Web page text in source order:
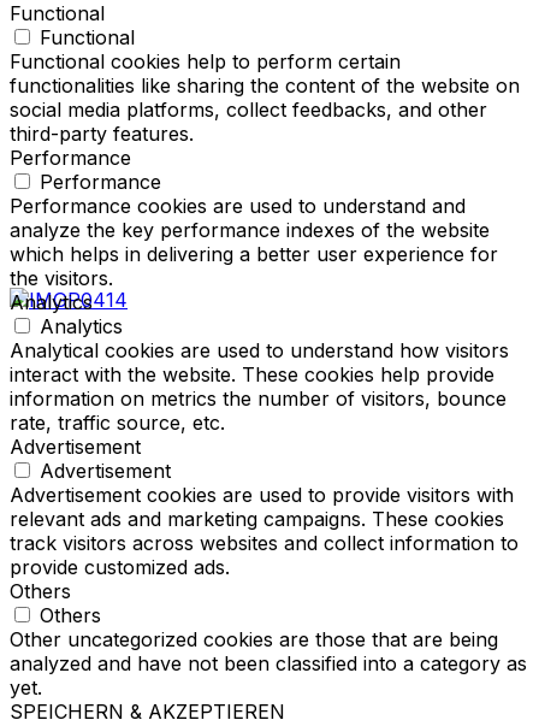
Functional
Functional
Functional cookies help to perform certain
functionalities like sharing the content of the website on
social media platforms, collect feedbacks, and other
third-party features.
Performance
Performance
Performance cookies are used to understand and
analyze the key performance indexes of the website
which helps in delivering a better user experience for
the visitors.
Analytics
Analytics
Analytical cookies are used to understand how visitors
interact with the website. These cookies help provide
information on metrics the number of visitors, bounce
rate, traffic source, etc.
Advertisement
Advertisement
Advertisement cookies are used to provide visitors with
relevant ads and marketing campaigns. These cookies
track visitors across websites and collect information to
provide customized ads.
Others
Others
Other uncategorized cookies are those that are being
analyzed and have not been classified into a category as
yet.
SPEICHERN & AKZEPTIEREN